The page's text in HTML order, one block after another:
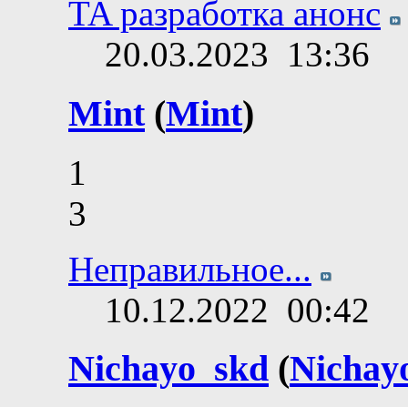
TA разработка анонс
20.03.2023 13:36
Mint (Mint)
1
3
Неправильное...
10.12.2022 00:42
Nichayo_skd (